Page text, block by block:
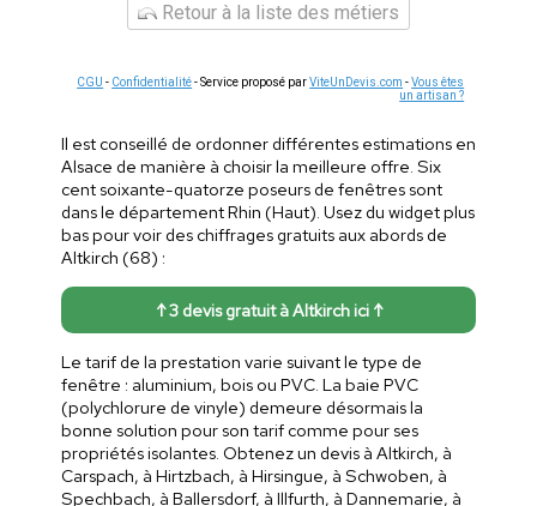
Retour à la liste des métiers
CGU - Confidentialité- Service proposé parViteUnDevis.com -Vous êtes
un artisan ?
Il est conseillé de ordonner différentes estimations en
Alsace de manière à choisir la meilleure offre. Six
cent soixante-quatorze poseurs de fenêtres sont
dans le département Rhin (Haut). Usez du widget plus
bas pour voir des chiffrages gratuits aux abords de
Altkirch (68) :
↑ 3 devis gratuit à Altkirch ici ↑
Le tarif de la prestation varie suivant le type de
fenêtre : aluminium, bois ou PVC. La baie PVC
(polychlorure de vinyle) demeure désormais la
bonne solution pour son tarif comme pour ses
propriétés isolantes. Obtenez un devis à Altkirch, à
Carspach, à Hirtzbach, à Hirsingue, à Schwoben, à
Spechbach, à Ballersdorf, à Illfurth, à Dannemarie, à